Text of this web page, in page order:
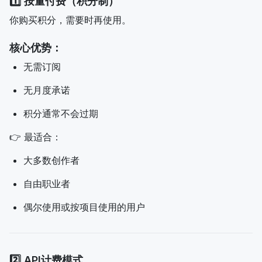
你购买积分，需要时再使用。
核心优势：
无需订阅
无月度承诺
积分通常不会过期
👉 最适合：
大多数创作者
自由职业者
偶尔使用或按项目使用的用户